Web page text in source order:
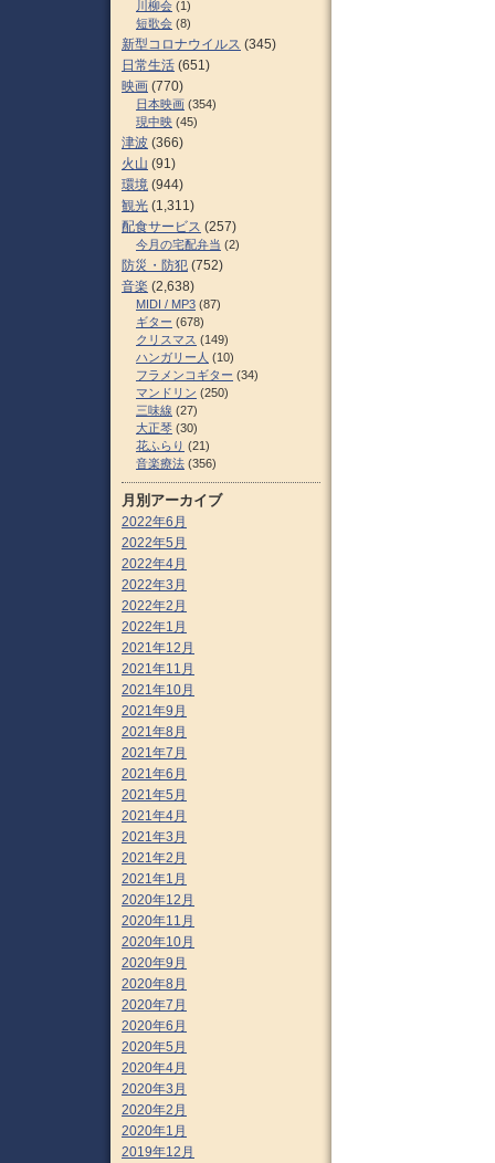
川柳会 (1)
短歌会 (8)
新型コロナウイルス (345)
日常生活 (651)
映画 (770)
日本映画 (354)
現中映 (45)
津波 (366)
火山 (91)
環境 (944)
観光 (1,311)
配食サービス (257)
今月の宅配弁当 (2)
防災・防犯 (752)
音楽 (2,638)
MIDI / MP3 (87)
ギター (678)
クリスマス (149)
ハンガリー人 (10)
フラメンコギター (34)
マンドリン (250)
三味線 (27)
大正琴 (30)
花ふらり (21)
音楽療法 (356)
月別アーカイブ
2022年6月
2022年5月
2022年4月
2022年3月
2022年2月
2022年1月
2021年12月
2021年11月
2021年10月
2021年9月
2021年8月
2021年7月
2021年6月
2021年5月
2021年4月
2021年3月
2021年2月
2021年1月
2020年12月
2020年11月
2020年10月
2020年9月
2020年8月
2020年7月
2020年6月
2020年5月
2020年4月
2020年3月
2020年2月
2020年1月
2019年12月